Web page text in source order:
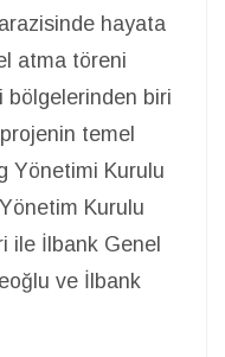
hayata
atma töreni
bölgelerinden biri
temel
Yönetimi Kurulu
Kurulu
ile İlbank Genel
ve İlbank